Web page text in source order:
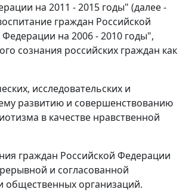
на 2011 - 2015 годы" (далее -
граждан Российской
на 2006 - 2010 годы",
сознания российских граждан как
исследовательских и
развитию и совершенствованию
в качестве нравственной
граждан Российской Федерации
и согласованной
общественных организаций.